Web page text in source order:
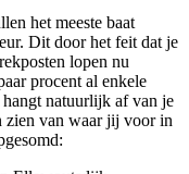
het meeste baat
Dit door het feit dat je
lopen nu
procent al enkele
hangt natuurlijk af van je
zien van waar jij voor in